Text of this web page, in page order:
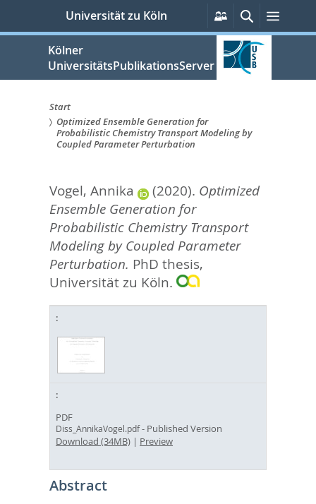
springen
Universität zu Köln
Persönliche
Services
Suche
Kölner
UniversitätsPublikationsServer
Sie
sind
hier:
Start
Optimized Ensemble Generation for
Probabilistic Chemistry Transport Modeling by
Coupled Parameter Perturbation
Vogel, Annika (2020). Optimized
Ensemble Generation for
Probabilistic Chemistry Transport
Modeling by Coupled Parameter
Perturbation. PhD thesis,
Universität zu Köln.
PDF
Diss_AnnikaVogel.pdf- Published Version
Download (34MB) | Preview
Abstract